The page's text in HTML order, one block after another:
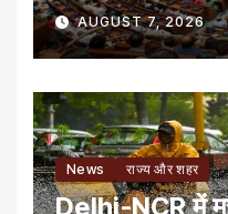
AUGUST 7, 2026
News राज्य और शहर
Delhi-NCR में